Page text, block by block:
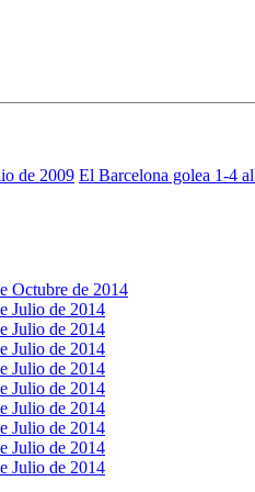
de 2009 El Barcelona golea 1-4
Octubre de 2014
Julio de 2014
Julio de 2014
Julio de 2014
Julio de 2014
Julio de 2014
Julio de 2014
Julio de 2014
Julio de 2014
Julio de 2014